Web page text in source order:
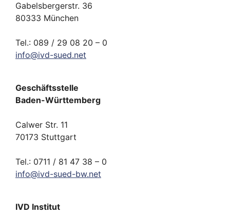
Gabelsbergerstr. 36
80333 München
Tel.: 089 / 29 08 20 – 0
info@ivd-sued.net
Geschäftsstelle
Baden-Württemberg
Calwer Str. 11
70173 Stuttgart
Tel.: 0711 / 81 47 38 – 0
info@ivd-sued-bw.net
IVD Institut